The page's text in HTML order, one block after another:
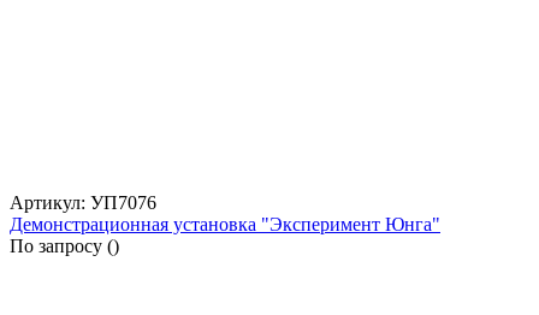
Артикул: УП7076
Демонстрационная установка "Эксперимент Юнга"
По запросу ()